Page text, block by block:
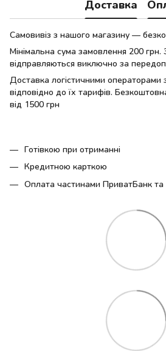
Доставка
Самовивіз з нашого магазину —
Мінімальна сума замовлення 200
відправляються виключно за
Доставка логістичними операторами
відповідно до їх тарифів.
від 1500 грн
Готівкою при отриманні
Кредитною карткою
Оплата частинами ПриватБанк та